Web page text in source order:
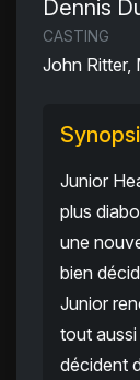
Dennis
CASTING
John Ritter,
Junior
plus
une
bien
Junior
tout aussi
décident